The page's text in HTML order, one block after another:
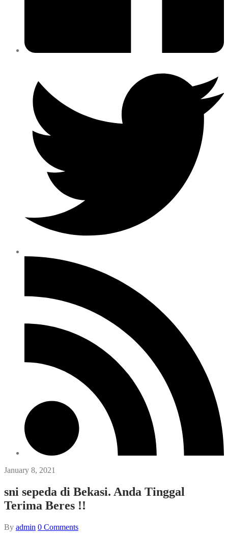
January 8, 2021
sni sepeda di Bekasi. Anda Tinggal
Terima Beres !!
By admin 0 Comments